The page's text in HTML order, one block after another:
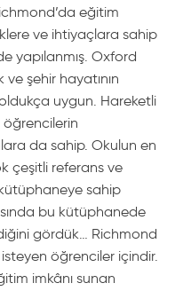
eğitim
ve ihtiyaçlara sahip
yapılanmış. Oxford
şehir hayatının
uygun. Hareketli
öğrencilerin
da sahip. Okulun en
çeşitli referans ve
sahip
bu kütüphanede
gördük… Richmond
öğrenciler içindir.
imkânı sunan